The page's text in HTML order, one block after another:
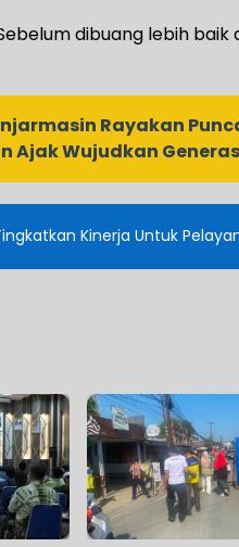
dibuang lebih
Rayakan
Ajak Wujudkan
ASN Wajib Tingkatkan Kinerja